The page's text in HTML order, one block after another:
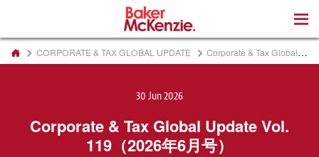
CORPORATE & TAX GLOBAL UPDATE Corporate & Tax Global Update Vol. 119（2026年6月号）
30 Jun 2026
Corporate & Tax Global Update Vol.
119（2026年6月号）